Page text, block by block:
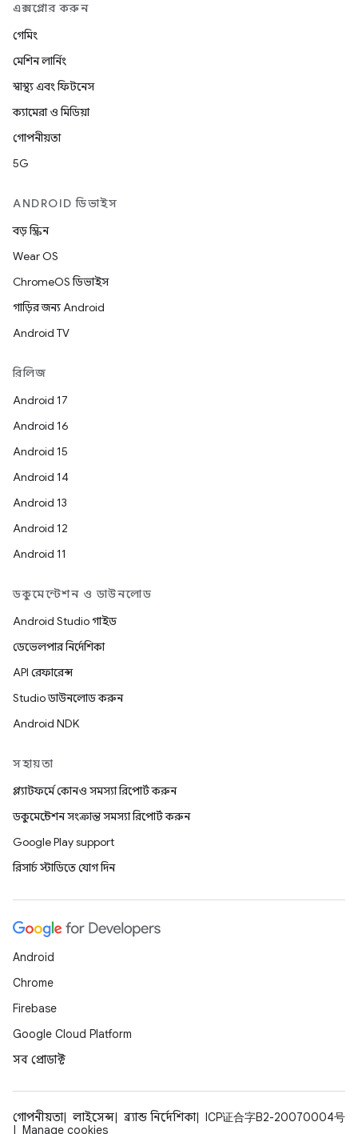
এক্সপ্লোর করুন
গেমিং
মেশিন লার্নিং
স্বাস্থ্য এবং ফিটনেস
ক্যামেরা ও মিডিয়া
গোপনীয়তা
5G
ANDROID ডিভাইস
বড় স্ক্রিন
Wear OS
ChromeOS ডিভাইস
গাড়ির জন্য Android
Android TV
রিলিজ
Android 17
Android 16
Android 15
Android 14
Android 13
Android 12
Android 11
ডকুমেন্টেশন ও ডাউনলোড
Android Studio গাইড
ডেভেলপার নির্দেশিকা
API রেফারেন্স
Studio ডাউনলোড করুন
Android NDK
সহায়তা
প্ল্যাটফর্মে কোনও সমস্যা রিপোর্ট করুন
ডকুমেন্টেশন সংক্রান্ত সমস্যা রিপোর্ট করুন
Google Play support
রিসার্চ স্টাডিতে যোগ দিন
Android
Chrome
Firebase
Google Cloud Platform
সব প্রোডাক্ট
গোপনীয়তা লাইসেন্স ব্র্যান্ড নির্দেশিকা
ICP证合字B2-20070004号
Manage cookies